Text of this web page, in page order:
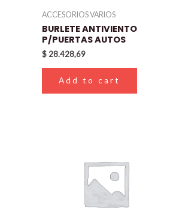
ACCESORIOS VARIOS
BURLETE ANTIVIENTO
P/PUERTAS AUTOS
$ 28.428,69
Add to cart